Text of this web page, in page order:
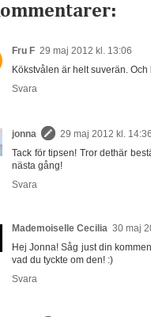
Fru F 29 maj 2012 kl. 13:06
Kökstvålen är helt suverän.
Svara
jonna
29 maj 2012 kl. 14:36
Tack för tipsen! Tror dethär
nästa gång!
Svara
Mademoiselle Cecilia 30 maj
Hej Jonna! Såg just din
vad du tyckte om den! :)
Svara